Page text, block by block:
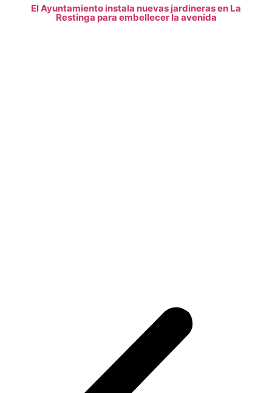
El Ayuntamiento instala nuevas jardineras en La
Restinga para embellecer la avenida